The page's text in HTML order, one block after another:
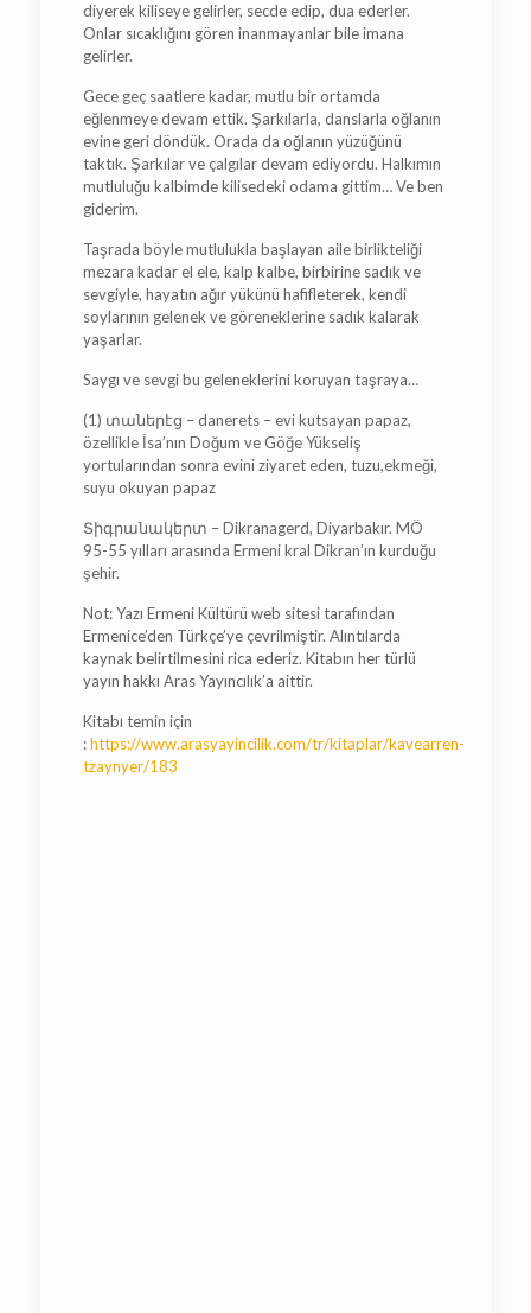
diyerek kiliseye gelirler, secde edip, dua ederler.
Onlar sıcaklığını gören inanmayanlar bile imana
gelirler.
Gece geç saatlere kadar, mutlu bir ortamda
eğlenmeye devam ettik. Şarkılarla, danslarla oğlanın
evine geri döndük. Orada da oğlanın yüzüğünü
taktık. Şarkılar ve çalgılar devam ediyordu. Halkımın
mutluluğu kalbimde kilisedeki odama gittim… Ve ben
giderim.
Taşrada böyle mutlulukla başlayan aile birlikteliği
mezara kadar el ele, kalp kalbe, birbirine sadık ve
sevgiyle, hayatın ağır yükünü hafifleterek, kendi
soylarının gelenek ve göreneklerine sadık kalarak
yaşarlar.
Saygı ve sevgi bu geleneklerini koruyan taşraya…
(1) տաներէց – danerets – evi kutsayan papaz,
özellikle İsa’nın Doğum ve Göğe Yükseliş
yortularından sonra evini ziyaret eden, tuzu,ekmeği,
suyu okuyan papaz
Տիգրանակերտ – Dikranagerd, Diyarbakır. MÖ
95-55 yılları arasında Ermeni kral Dikran’ın kurduğu
şehir.
Not: Yazı Ermeni Kültürü web sitesi tarafından
Ermenice’den Türkçe’ye çevrilmiştir. Alıntılarda
kaynak belirtilmesini rica ederiz. Kitabın her türlü
yayın hakkı Aras Yayıncılık’a aittir.
Kitabı temin için
:https://www.arasyayincilik.com/tr/kitaplar/kavearren-
tzaynyer/183